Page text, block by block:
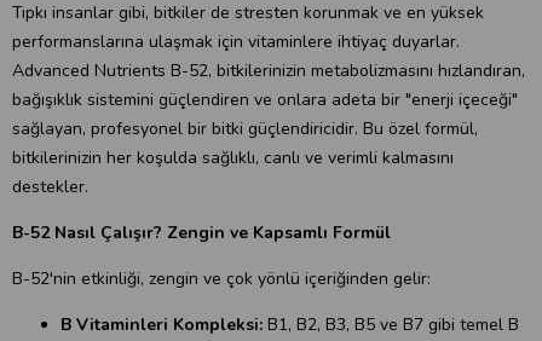
Tıpkı insanlar gibi, bitkiler de stresten korunmak ve en yüksek
performanslarına ulaşmak için vitaminlere ihtiyaç duyarlar.
Advanced Nutrients B-52, bitkilerinizin metabolizmasını hızlandıran,
bağışıklık sistemini güçlendiren ve onlara adeta bir "enerji içeceği"
sağlayan, profesyonel bir bitki güçlendiricidir. Bu özel formül,
bitkilerinizin her koşulda sağlıklı, canlı ve verimli kalmasını
destekler.
B-52 Nasıl Çalışır? Zengin ve Kapsamlı Formül
B-52'nin etkinliği, zengin ve çok yönlü içeriğinden gelir:
B Vitaminleri Kompleksi: B1, B2, B3, B5 ve B7 gibi temel B